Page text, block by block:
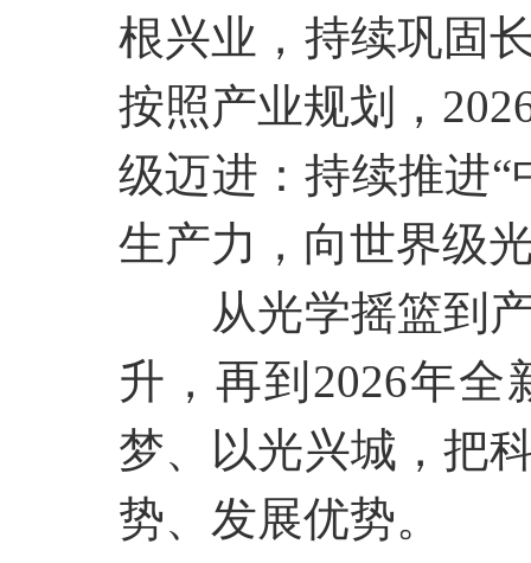
根兴业，持续巩固
按照产业规划，
级迈进：持续推进
生产力，向世界级
从光学摇篮到
升，再到 2026年全
梦、以光兴城，把
势、发展优势。